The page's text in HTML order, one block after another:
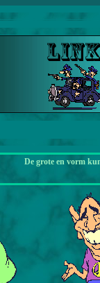
De grote en vorm